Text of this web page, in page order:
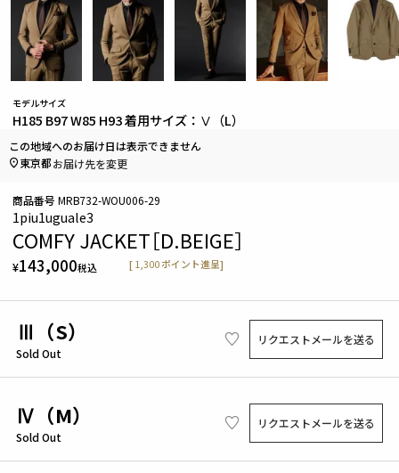
モデルサイズ
H185 B97 W85 H93 着用サイズ：Ⅴ（L）
1piu1uguale3
COMFY JACKET［D.BEIGE］
¥143,000税込 [ 1,300 ポイント進呈]
商品番号 MRB732-WOU006-29
Ⅲ（S）
Sold Out
リクエストメールを送る
Ⅳ（M）
Sold Out
リクエストメールを送る
この地域へのお届け日は表示できません
東京都お届け先を変更